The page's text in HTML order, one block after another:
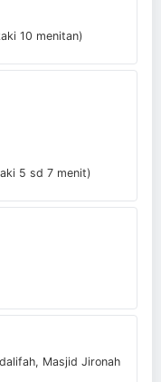
10 menitan)
5 sd 7 menit)
Masjid Jironah